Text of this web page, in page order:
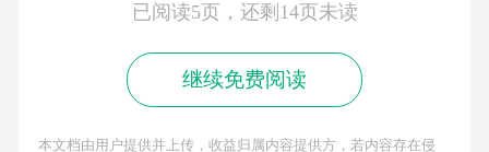
已阅读5页，还剩14页未读
继续免费阅读
本文档由用户提供并上传，收益归属内容提供方，若内容存在侵